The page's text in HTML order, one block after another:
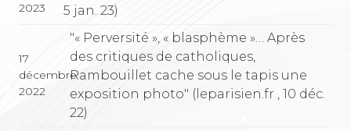
2023
5 jan. 23)
17
décembre
2022
"« Perversité », « blasphème »… Après
des critiques de catholiques,
Rambouillet cache sous le tapis une
exposition photo" (leparisien.fr , 10 déc.
22)